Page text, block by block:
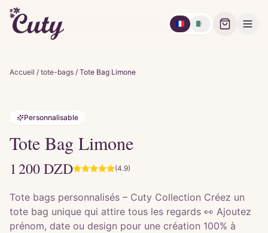
🇫🇷 🇩🇿
Accueil / tote-bags / Tote Bag Limone
Personnalisable
Tote Bag Limone
1 200DZD (4.9)
Tote bags personnalisés – Cuty Collection Créez un
tote bag unique qui attire tous les regards 👀 Ajoutez
prénom, date ou design pour une création 100% à